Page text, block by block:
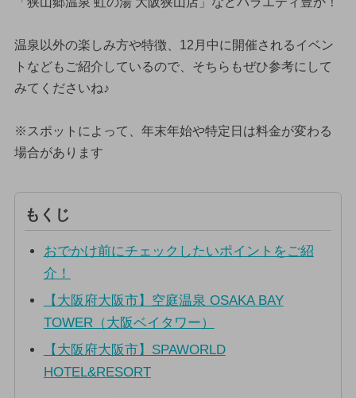
温泉以外の楽しみ方や特徴、12月中に開催されるイベン
トなどもご紹介しているので、そちらもぜひ参考にして
みてくださいね♪
※スポットによって、年末年始や特定日は料金が変わる
場合があります
もくじ
おでかけ前にチェックしたいポイントをご紹
介！
【大阪府大阪市】空庭温泉 OSAKA BAY
TOWER（大阪ベイタワー）
【大阪府大阪市】SPAWORLD
HOTEL&RESORT